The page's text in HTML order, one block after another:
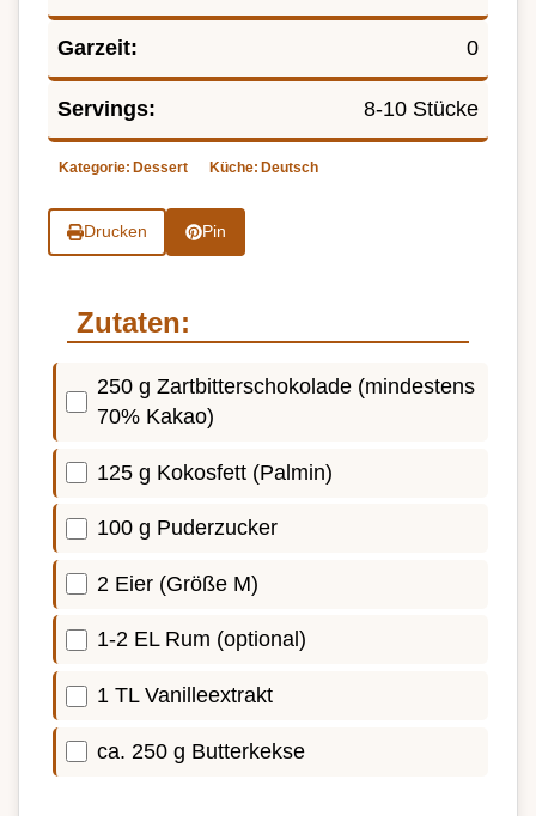
Garzeit: 0
Servings: 8-10 Stücke
Kategorie: Dessert Küche: Deutsch
Drucken Pin
Zutaten:
250 g Zartbitterschokolade (mindestens
70% Kakao)
125 g Kokosfett (Palmin)
100 g Puderzucker
2 Eier (Größe M)
1-2 EL Rum (optional)
1 TL Vanilleextrakt
ca. 250 g Butterkekse